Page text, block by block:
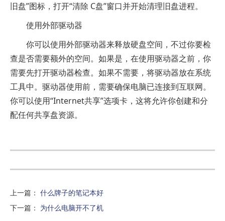
旧盘”图标，打开“清除 C盘”窗口并开始清理旧盘进程。
使用外部驱动器
你可以使用外部驱动器来释放硬盘空间，不过你要检
查是否需要额外的空间。如果是，在使用驱动器之前，你
需要先打开驱动器检查。如果不需要，将驱动器放在系统
工具中。驱动器使用前，需要确保电脑已连接到互联网。
你可以使用“Internet共享”选项卡，这将允许你创建和分
配任何共享盘资源。
上一篇 ： 什么牌子的笔记本好
下一篇 ： 为什么电脑开不了机